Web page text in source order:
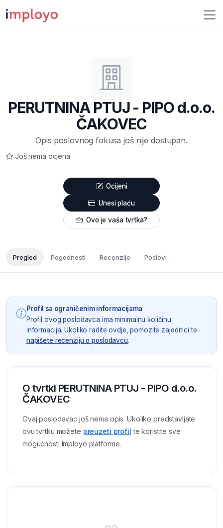
PERUTNINA PTUJ - PIPO d.o.o.
ČAKOVEC
Opis poslovnog fokusa još nije dostupan.
Još nema ocjena
Ocijeni
Unesi plaću
Ovo je vaša tvrtka?
Pregled Pogodnosti Recenzije Poslovi
Profil sa ograničenim informacijama
Profil ovog poslodavca ima minimalnu količinu
informacija. Ukoliko radite ovdje, pomozite zajednici te
napišete recenziju o poslodavcu.
O tvrtki PERUTNINA PTUJ - PIPO d.o.o.
ČAKOVEC
Ovaj poslodavac još nema opis. Ukoliko predstavljate
ovu tvrtku možete preuzeti profil te koristite sve
mogućnosti Imployo platforme.